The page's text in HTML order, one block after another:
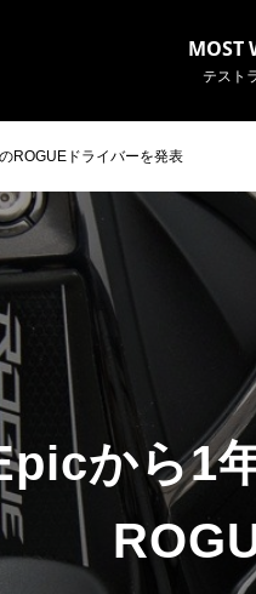
MOST
テスト
ROGUEドライバーを発表
から1
※メーカー名やクラブ名な